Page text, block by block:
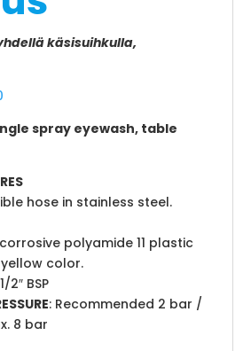
käsisuihkulla,
spray eyewash, table
hose in stainless steel.
polyamide 11 plastic
color.
2″ BSP
: Recommended 2 bar /
8 bar